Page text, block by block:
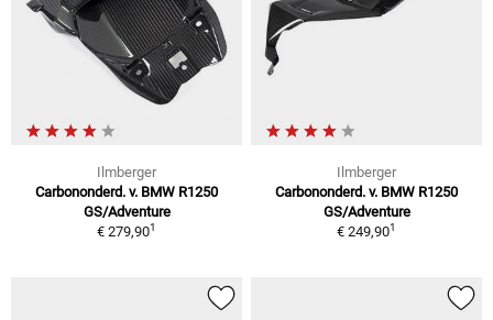
Ilmberger
Carbononderd. v. BMW R1250
GS/Adventure
€ 279,901
Ilmberger
Carbononderd. v. BMW R1250
GS/Adventure
€ 249,901